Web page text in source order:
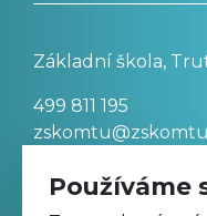
Základní škola,
499 811 195
Používáme